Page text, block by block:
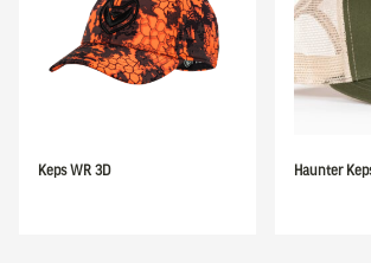
Keps WR 3D Haunter